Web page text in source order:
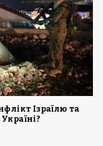
Ізраїлю та